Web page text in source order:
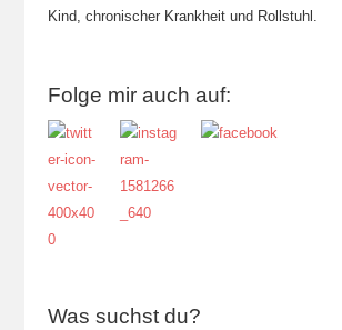
Kind, chronischer Krankheit und Rollstuhl.
Folge mir auch auf:
Was suchst du?